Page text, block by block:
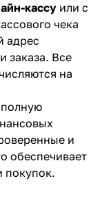
кассу или с
чека
адрес
заказа. Все
на
полную
и
обеспечивает
покупок.